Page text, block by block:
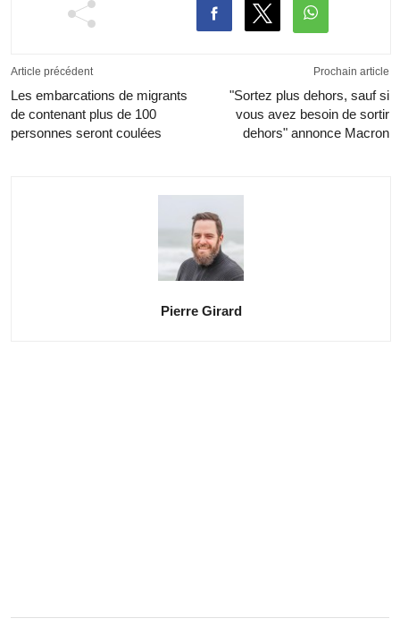
Article précédent
Les embarcations de migrants
de contenant plus de 100
personnes seront coulées
Prochain article
"Sortez plus dehors, sauf si
vous avez besoin de sortir
dehors" annonce Macron
Pierre Girard